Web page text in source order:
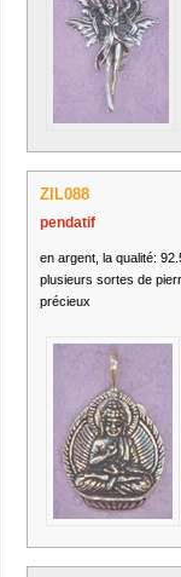
ZIL088
pendatif
en argent, la qualité:
plusieurs sortes de
précieux